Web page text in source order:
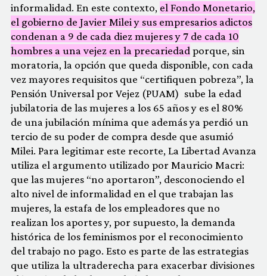
informalidad. En este contexto, el Fondo Monetario,
el gobierno de Javier Milei y sus empresarios adictos
condenan a 9 de cada diez mujeres y 7 de cada 10
hombres a una vejez en la precariedad porque, sin
moratoria, la opción que queda disponible, con cada
vez mayores requisitos que “certifiquen pobreza”, la
Pensión Universal por Vejez (PUAM) sube la edad
jubilatoria de las mujeres a los 65 años y es el 80%
de una jubilación mínima que además ya perdió un
tercio de su poder de compra desde que asumió
Milei. Para legitimar este recorte, La Libertad Avanza
utiliza el argumento utilizado por Mauricio Macri:
que las mujeres “no aportaron”, desconociendo el
alto nivel de informalidad en el que trabajan las
mujeres, la estafa de los empleadores que no
realizan los aportes y, por supuesto, la demanda
histórica de los feminismos por el reconocimiento
del trabajo no pago. Esto es parte de las estrategias
que utiliza la ultraderecha para exacerbar divisiones